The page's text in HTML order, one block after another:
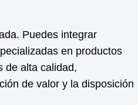
Puedes integrar
en productos
de alta calidad,
de valor y la disposición